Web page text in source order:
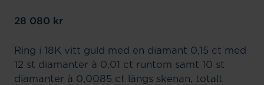
Pris:28 080 kr
28 080 kr
Ring i 18K vitt guld med en diamant 0,15 ct med
12 st diamanter à 0,01 ct runtom samt 10 st
diamanter à 0,0085 ct längs skenan, totalt